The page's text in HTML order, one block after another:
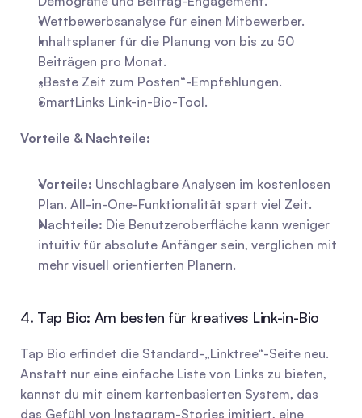
Wettbewerbsanalyse für einen Mitbewerber.
Inhaltsplaner für die Planung von bis zu 50
Beiträgen pro Monat.
„Beste Zeit zum Posten“-Empfehlungen.
SmartLinks Link-in-Bio-Tool.
Vorteile & Nachteile:
Vorteile: Unschlagbare Analysen im kostenlosen
Plan. All-in-One-Funktionalität spart viel Zeit.
Nachteile: Die Benutzeroberfläche kann weniger
intuitiv für absolute Anfänger sein, verglichen mit
mehr visuell orientierten Planern.
4. Tap Bio: Am besten für kreatives Link-in-Bio
Tap Bio erfindet die Standard-„Linktree“-Seite neu.
Anstatt nur eine einfache Liste von Links zu bieten,
kannst du mit einem kartenbasierten System, das
das Gefühl von Instagram-Stories imitiert, eine